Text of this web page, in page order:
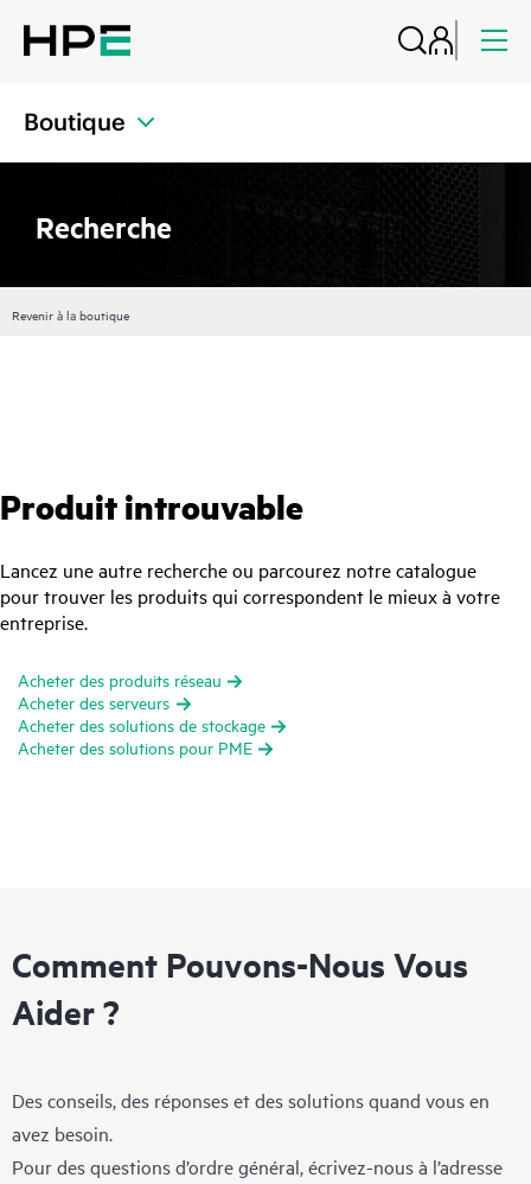
Boutique
Recherche
Revenir à la boutique
Produit introuvable
Lancez une autre recherche ou parcourez notre catalogue
pour trouver les produits qui correspondent le mieux à votre
entreprise.
Acheter des produits réseau
Acheter des serveurs
Acheter des solutions de stockage
Acheter des solutions pour PME
Comment Pouvons-Nous Vous
Aider ?
Des conseils, des réponses et des solutions quand vous en
avez besoin.
Pour des questions d’ordre général, écrivez-nous à l’adresse